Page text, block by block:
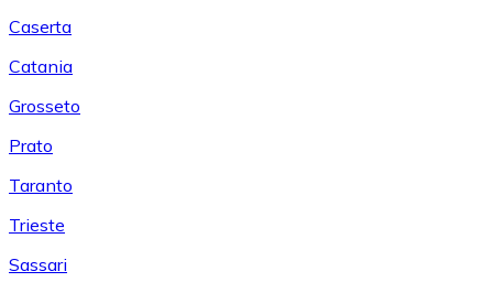
Caserta
Catania
Grosseto
Prato
Taranto
Trieste
Sassari